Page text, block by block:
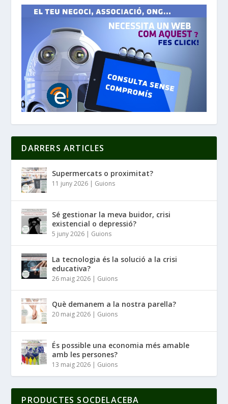
DARRERS ARTICLES
Supermercats o proximitat?
11 juny 2026 | Guions
Sé gestionar la meva buidor, crisi
existencial o depressió?
5 juny 2026 | Guions
La tecnologia és la solució a la crisi
educativa?
26 maig 2026 | Guions
Què demanem a la nostra parella?
20 maig 2026 | Guions
És possible una economia més amable
amb les persones?
13 maig 2026 | Guions
PRODUCTES SOCDELACEBA